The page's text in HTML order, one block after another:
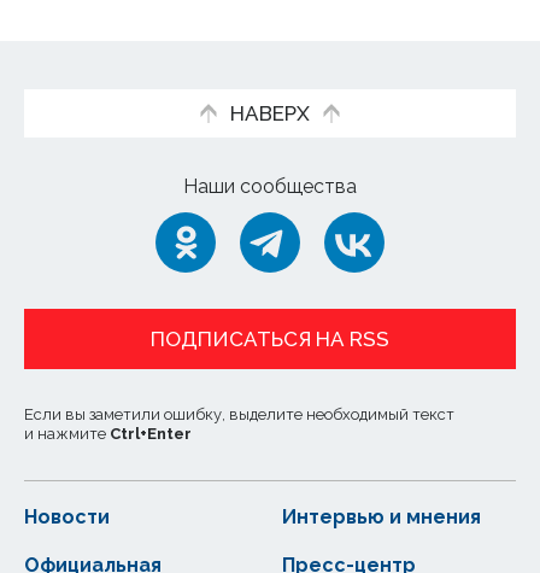
НАВЕРХ
Наши сообщества
ПОДПИСАТЬСЯ НА RSS
Если вы заметили ошибку, выделите необходимый текст
и нажмите Ctrl+Enter
Новости
Официальная
Интервью и мнения
Пресс-центр